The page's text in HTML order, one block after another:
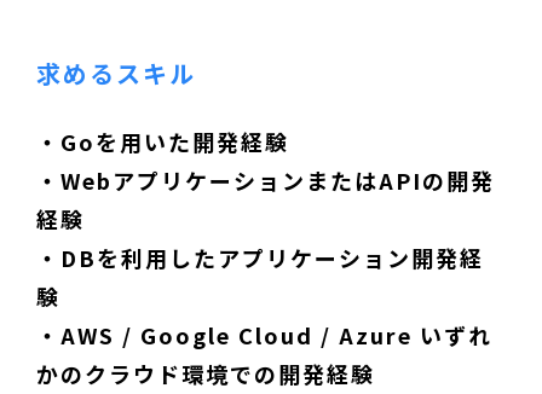
求めるスキル
・Goを用いた開発経験
・WebアプリケーションまたはAPIの開発
経験
・DBを利用したアプリケーション開発経
験
・AWS / Google Cloud / Azure いずれ
かのクラウド環境での開発経験